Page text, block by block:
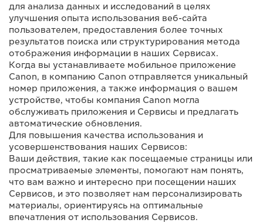
для анализа данных и исследований в целях
улучшения опыта использования веб-сайта
пользователем, предоставления более точных
результатов поиска или структурирования метода
отображения информации в наших Сервисах.
Когда вы устанавливаете мобильное приложение
Canon, в компанию Canon отправляется уникальный
номер приложения, а также информация о вашем
устройстве, чтобы компания Canon могла
обслуживать приложения и Сервисы и предлагать
автоматические обновления.
Для повышения качества использования и
усовершенствования наших Сервисов:
Ваши действия, такие как посещаемые страницы или
просматриваемые элементы, помогают нам понять,
что вам важно и интересно при посещении наших
Сервисов, и это позволяет нам персонализировать
материалы, ориентируясь на оптимальные
впечатления от использования Сервисов.